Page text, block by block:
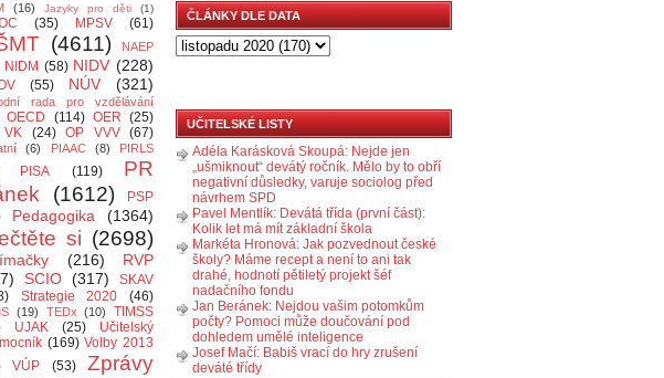
(16) Jazyky pro děti (1)
(35) MPSV (61)
(4611)
NAEP
NIDM (58) NIDV (228)
(55) NÚV (321)
rada pro vzdělávání
OECD (114) OER (25)
(24) OP VVV (67)
(6) PIAAC (8)
PIRLS
PISA (119)
PR
(1612)
PSP
Pedagogika (1364)
si (2698)
(216)
RVP
SCIO (317)
SKAV
Strategie 2020 (46)
(19) TEDx (10)
TIMSS
UJAK (25)
Učitelský
(169) Volby 2013
VÚP (53)
Zprávy
ČLÁNKY DLE DATA
UČITELSKÉ LISTY
Adéla Karásková Skoupá: Nejde jen
„ušmiknout“ devátý ročník. Mělo by to obří
negativní důsledky, varuje sociolog před
návrhem SPD
Pavel Mentlík: Devátá třída (první část):
Kolik let má mít základní škola
Markéta Hronová: Jak pozvednout české
školy? Máme recept a není to ani tak
drahé, hodnotí pětiletý projekt šéf
nadačního fondu
Jan Beránek: Nejdou vašim potomkům
počty? Pomoci může doučování pod
dohledem umělé inteligence
Josef Mačí: Babiš vrací do hry zrušení
deváté třídy